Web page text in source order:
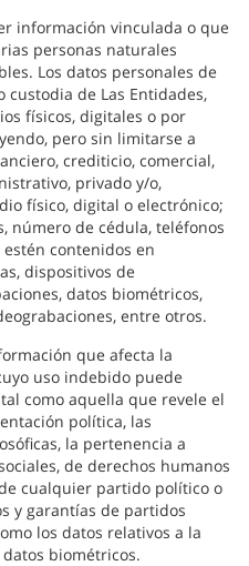
información vinculada o que
personas naturales
Los datos personales de
de Las Entidades,
físicos, digitales o por
pero sin limitarse a
crediticio, comercial,
privado y/o,
físico, digital o electrónico;
número de cédula, teléfonos
contenidos en
dispositivos de
datos biométricos,
entre otros.
que afecta la
uso indebido puede
como aquella que revele el
política, las
la pertenencia a
de derechos humanos
cualquier partido político o
y garantías de partidos
los datos relativos a la
biométricos.